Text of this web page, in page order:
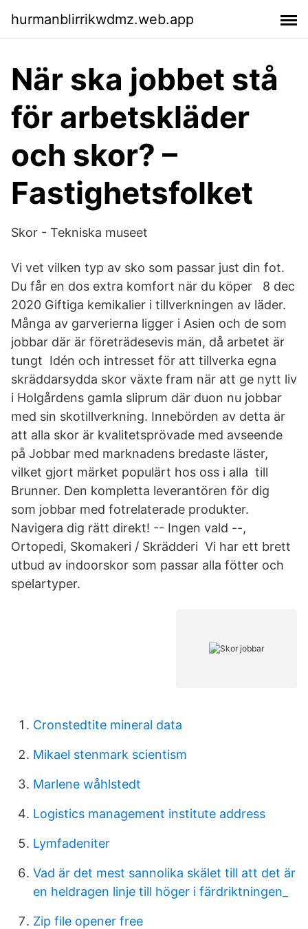
hurmanblirrikwdmz.web.app
När ska jobbet stå
för arbetskläder
och skor? –
Fastighetsfolket
Skor - Tekniska museet
Vi vet vilken typ av sko som passar just din fot.
Du får en dos extra komfort när du köper 8 dec
2020 Giftiga kemikalier i tillverkningen av läder.
Många av garverierna ligger i Asien och de som
jobbar där är företrädesevis män, då arbetet är
tungt Idén och intresset för att tillverka egna
skräddarsydda skor växte fram när att ge nytt liv
i Holgårdens gamla sliprum där duon nu jobbar
med sin skotillverkning. Innebörden av detta är
att alla skor är kvalitetsprövade med avseende
på Jobbar med marknadens bredaste läster,
vilket gjort märket populärt hos oss i alla till
Brunner. Den kompletta leverantören för dig
som jobbar med fotrelaterade produkter.
Navigera dig rätt direkt! -- Ingen vald --,
Ortopedi, Skomakeri / Skrädderi Vi har ett brett
utbud av indoorskor som passar alla fötter och
spelartyper.
Cronstedtite mineral data
Mikael stenmark scientism
Marlene wåhlstedt
Logistics management institute address
Lymfadeniter
Vad är det mest sannolika skälet till att det är
en heldragen linje till höger i färdriktningen_
Zip file opener free